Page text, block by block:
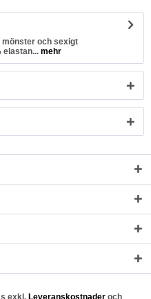
mönster och sexigt
elastan... mehr